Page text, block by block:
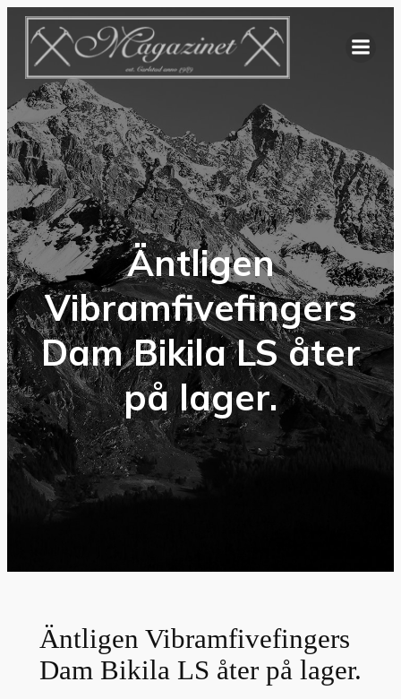
Hoppa
innehåll
Äntligen
Vibramfivefingers
Dam Bikila LS åter
på lager.
Äntligen Vibramfivefingers
Dam Bikila LS åter på lager.